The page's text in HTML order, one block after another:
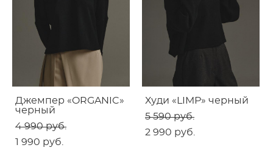
Джемпер «ORGANIC»
черный
4 990 pуб.
1 990 pуб.
Худи «LIMP» черный
5 590 pуб.
2 990 pуб.